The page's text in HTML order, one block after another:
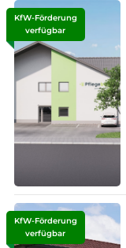
KfW-Förderung
verfügbar
KfW-Förderung
verfügbar